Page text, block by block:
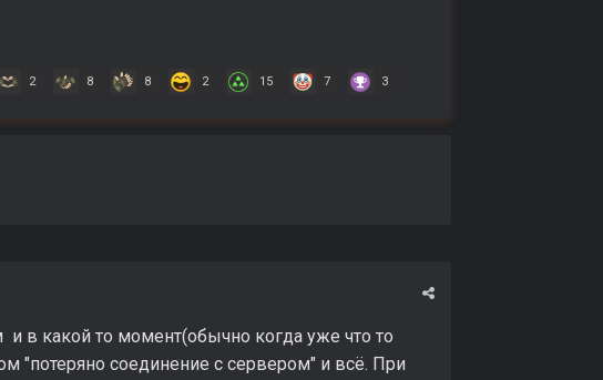
2 8 8 2 15 7 3
и в какой то момент(обычно когда уже что то
"потеряно соединение с сервером" и всё. При